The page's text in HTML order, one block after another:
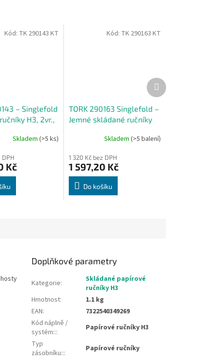
– Singlefold
H3, 2vr.,
Skladem(>5 ks)
DPH
Kč
Kód: TK 290143 KT
TORK 290163 Singlefold –
Jemné skládané ručníky
Skladem (>5 balení)
1 320 Kč bez DPH
1 597,20 Kč
Do košíku
Kód: TK 290163 KT
Další
produkt
Doplňkové parametry
Kategorie:
Skládané papírové
ručníky H3
Hmotnost:
1.1 kg
EAN:
7322540349269
Kód náplně /
systém:::
Papírové ručníky H3
Typ
zásobníku:::
Papírové ručníky